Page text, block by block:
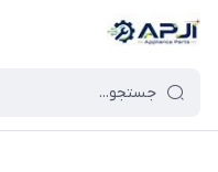
قطعات یدکی و جانبی لوازم خانگی